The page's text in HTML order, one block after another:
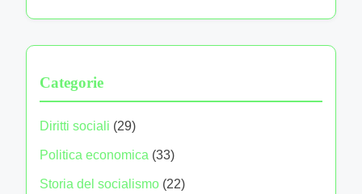
Categorie
Diritti sociali (29)
Politica economica (33)
Storia del socialismo (22)